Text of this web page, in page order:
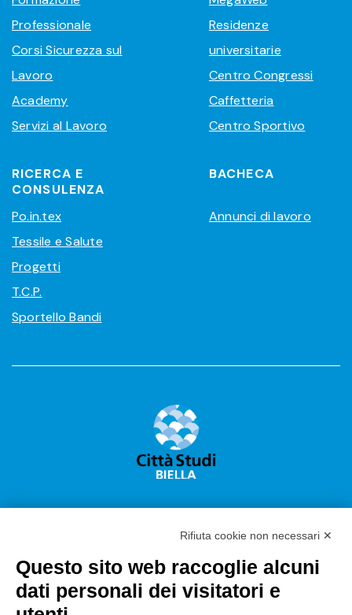
Professionale
Corsi Sicurezza sul
Lavoro
Academy
Servizi al Lavoro
Residenze
universitarie
Centro Congressi
Caffetteria
Centro Sportivo
RICERCA E
CONSULENZA
Po.in.tex
Tessile e Salute
Progetti
T.C.P.
Sportello Bandi
BACHECA
Annunci di lavoro
Città Studi S.p.A.
Sede Legale Corso G. Pella, 2 – 13900 Biella Italy –
Rifiuta cookie non necessari ✕
Questo sito web raccoglie alcuni
dati personali dei visitatori e